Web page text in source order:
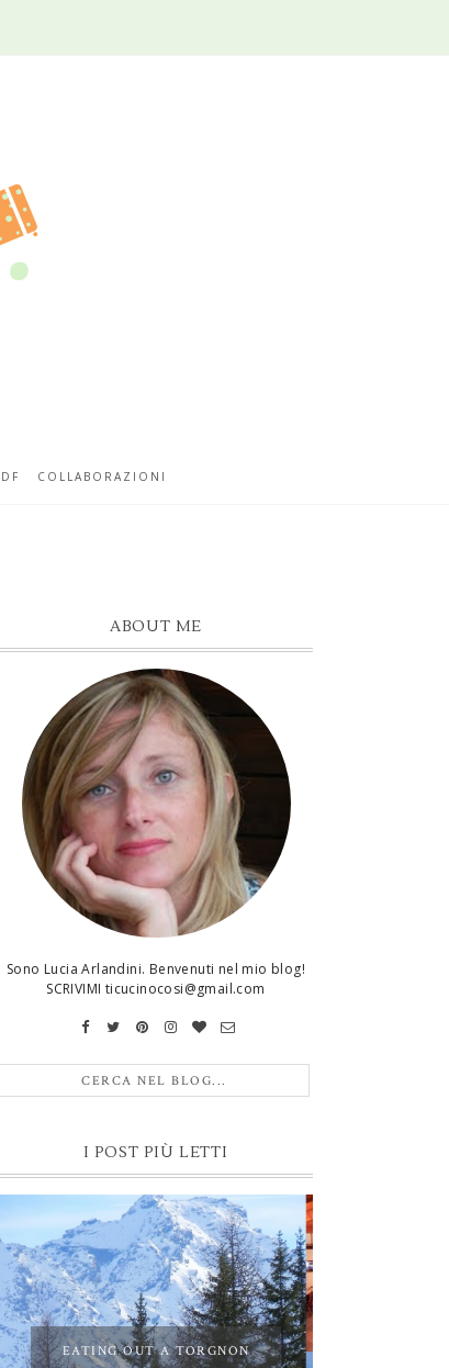
COLLABORAZIONI
ABOUT ME
Sono Lucia Arlandini. Benvenuti nel mio blog!
SCRIVIMI ticucinocosi@gmail.com
I POST PIÙ LETTI
EATING OUT A TORGNON